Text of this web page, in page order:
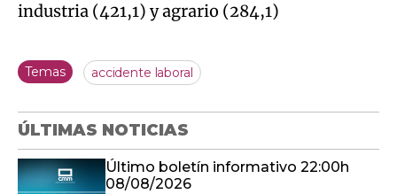
industria (421,1) y agrario (284,1)
Temas accidente laboral
ÚLTIMAS NOTICIAS
Último boletín informativo 22:00h
08/08/2026